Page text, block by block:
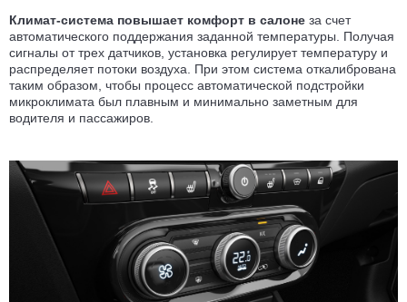
Климат-система повышает комфорт в салоне за счет
автоматического поддержания заданной температуры. Получая
сигналы от трех датчиков, установка регулирует температуру и
распределяет потоки воздуха. При этом система откалибрована
таким образом, чтобы процесс автоматической подстройки
микроклимата был плавным и минимально заметным для
водителя и пассажиров.